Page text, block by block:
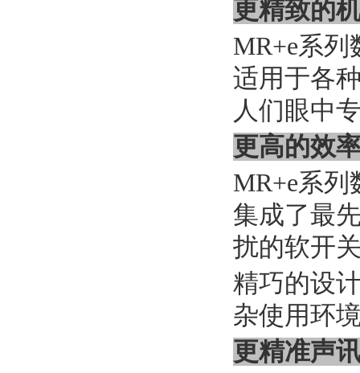
更精致的
MR+e系
适用于各
人们眼中
更高的效
MR+e系
集成了最
扰的软开
精巧的设
杂使用环
更精准声